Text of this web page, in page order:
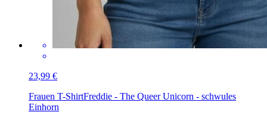
23,99 €
Frauen T-ShirtFreddie - The Queer Unicorn - schwules
Einhorn